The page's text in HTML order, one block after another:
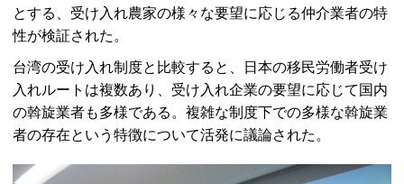
とする、受け入れ農家の様々な要望に応じる仲介業者の特
性が検証された。
台湾の受け入れ制度と比較すると、日本の移民労働者受け
入れルートは複数あり、受け入れ企業の要望に応じて国内
の斡旋業者も多様である。複雑な制度下での多様な斡旋業
者の存在という特徴について活発に議論された。